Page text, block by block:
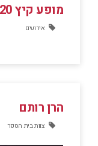
מופע קיץ 2020
אירועים
הרן רותם
צוות בית הספר